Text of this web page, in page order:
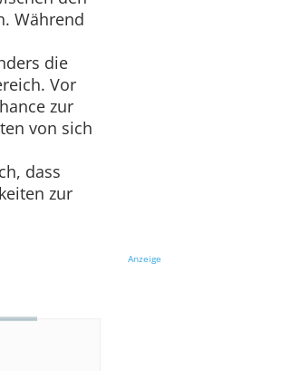
Während
die
Vor
zur
von sich
dass
zur
Anzeige